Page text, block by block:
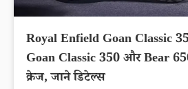
Royal Enfield Goan Classic
Goan Classic 350 और Bear 650 की
क्रेज, जाने डिटेल्स